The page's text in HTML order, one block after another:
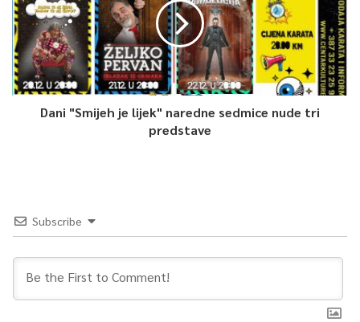
Dani "Smijeh je lijek" naredne sedmice nude tri
predstave
Subscribe